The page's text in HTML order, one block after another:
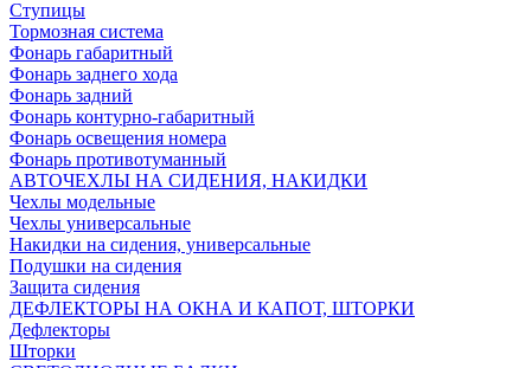
Ступицы
Тормозная система
Фонарь габаритный
Фонарь заднего хода
Фонарь задний
Фонарь контурно-габаритный
Фонарь освещения номера
Фонарь противотуманный
АВТОЧЕХЛЫ НА СИДЕНИЯ, НАКИДКИ
Чехлы модельные
Чехлы универсальные
Накидки на сидения, универсальные
Подушки на сидения
Защита сидения
ДЕФЛЕКТОРЫ НА ОКНА И КАПОТ, ШТОРКИ
Дефлекторы
Шторки